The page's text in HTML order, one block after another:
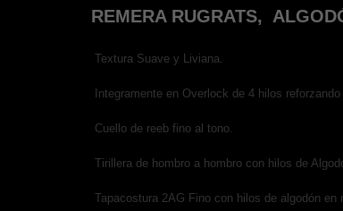
REMERA RUGRATS,
Textura Suave y Liviana.
Integramente en Overlock de 4 hilos
Cuello de reeb fino al tono.
Tirillera de hombro a hombro con hilos de
Tapacostura 2AG Fino con hilos de algodón en